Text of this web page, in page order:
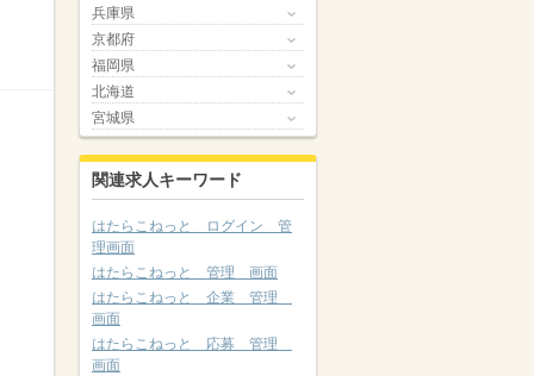
兵庫県
京都府
福岡県
北海道
宮城県
関連求人キーワード
はたらこねっと ログイン 管
理画面
はたらこねっと 管理 画面
はたらこねっと 企業 管理
画面
はたらこねっと 応募 管理
画面